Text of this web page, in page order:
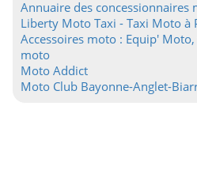
Annuaire des concessionnaires
Liberty Moto Taxi - Taxi Moto à
Accessoires moto : Equip'
moto
Moto Addict
Moto Club Bayonne-Anglet-